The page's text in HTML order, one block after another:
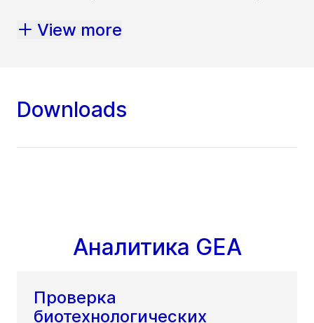
View more
Downloads
Аналитика GEA
Проверка
биотехнологических